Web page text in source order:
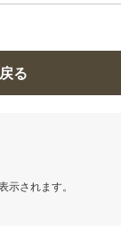
る
されます。